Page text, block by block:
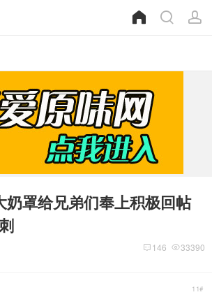
奶罩给兄弟们奉上积极回帖
33390
146
11#